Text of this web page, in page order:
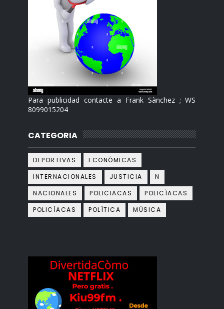
Para publicidad contacte a Frank Sànchez ; WS
8099015204
CATEGORIA
DEPORTIVAS
ECONÓMICAS
INTERNACIONALES
JUSTICIA
N
NACIONALES
POLICIACAS
POLICÌACAS
POLICÍACAS
POLÍTICA MÙSICA